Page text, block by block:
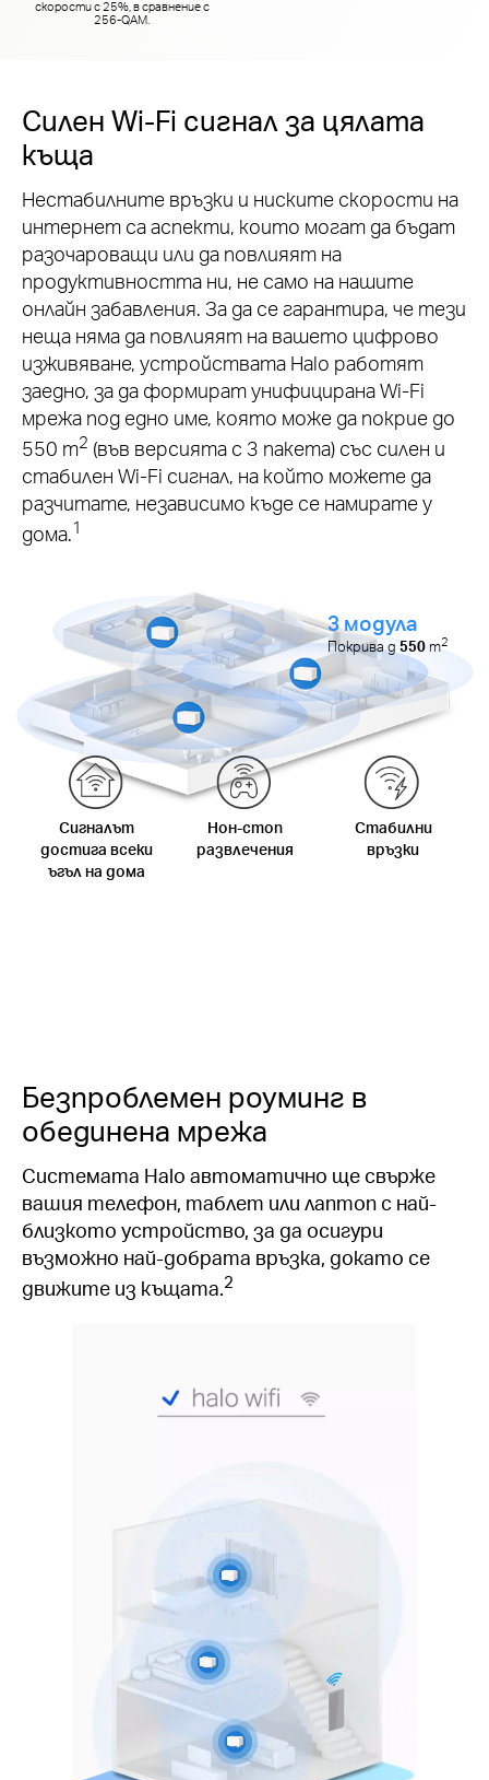
скорости с 25%, в сравнение с
256-QAM.
Силен Wi-Fi сигнал за цялата
къща
Нестабилните връзки и ниските скорости на
интернет са аспекти, които могат да бъдат
разочароващи или да повлияят на
продуктивността ни, не само на нашите
онлайн забавления. За да се гарантира, че тези
неща няма да повлияят на вашето цифрово
изживяване, устройствата Halo работят
заедно, за да формират унифицирана Wi-Fi
мрежа под едно име, която може да покрие до
550 m2 (във версията с 3 пакета) със силен и
стабилен Wi-Fi сигнал, на който можете да
разчитате, независимо къде се намирате у
дома.1
Сигналът
достига всеки
ъгъл на дома
Нон-стоп
развлечения
Стабилни
връзки
3 модула
Покрива д550m2
Безпроблемен роуминг в
обединена мрежа
Системата Halo автоматично ще свърже
вашия телефон, таблет или лаптоп с най-
близкото устройство, за да осигури
възможно най-добрата връзка, докато се
движите из къщата.2